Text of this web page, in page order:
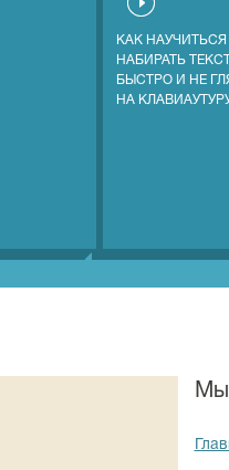
КАК НАУЧИТЬСЯ
НАБИРАТЬ ТЕКСТ
БЫСТРО И НЕ
НА
Мы